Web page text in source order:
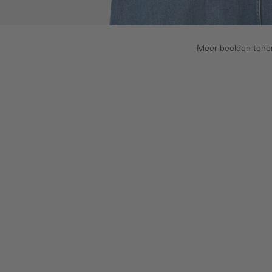
Meer beelden